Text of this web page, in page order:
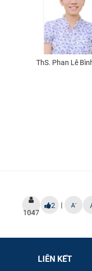
ThS. Phan Lê
1047
2 | A-
LIÊN KẾT